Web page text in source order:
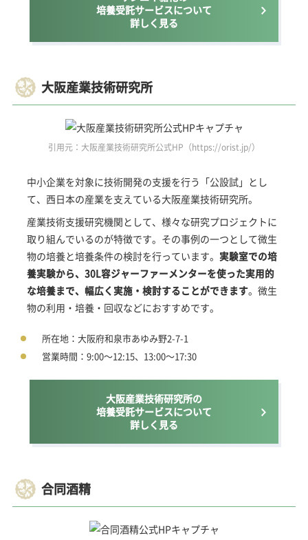
培養受託サービスについて
詳しく見る
大阪産業技術研究所
引用元：大阪産業技術研究所公式HP（https://orist.jp/）
中小企業を対象に技術開発の支援を行う「公設試」とし
て、西日本の産業を支えている大阪産業技術研究所。
産業技術支援研究機関として、様々な研究プロジェクトに
取り組んでいるのが特徴です。その事例の一つとして微生
物の培養と培養条件の検討を行っています。 実験室での培
養実験から、30L容ジャーファーメンターを使った実用的
な培養まで、幅広く実施・検討することができます。微生
物の利用・培養・回収などにおすすめです。
所在地：大阪府和泉市あゆみ野2-7-1
営業時間：9:00～12:15、13:00～17:30
大阪産業技術研究所の
培養受託サービスについて
詳しく見る
合同酒精